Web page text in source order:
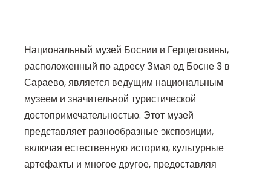
Национальный музей Боснии и Герцеговины,
расположенный по адресу Змая од Босне 3 в
Сараево, является ведущим национальным
музеем и значительной туристической
достопримечательностью. Этот музей
представляет разнообразные экспозиции,
включая естественную историю, культурные
артефакты и многое другое, предоставляя